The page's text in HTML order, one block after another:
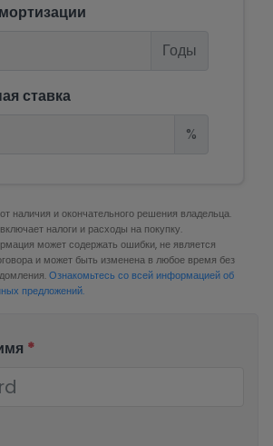
Годы
ставка
%
наличия и окончательного решения владельца.
налоги и расходы на покупку.
может содержать ошибки, не является
и может быть изменена в любое время без
Ознакомьтесь со всей информацией об
предложений.
*